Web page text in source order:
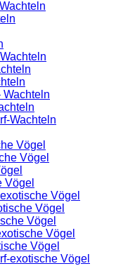
Wachteln
Wachteln
Vögel
Vögel
Vögel
Vögel
Vögel
Vögel
Vögel
Vögel
exotische Vögel